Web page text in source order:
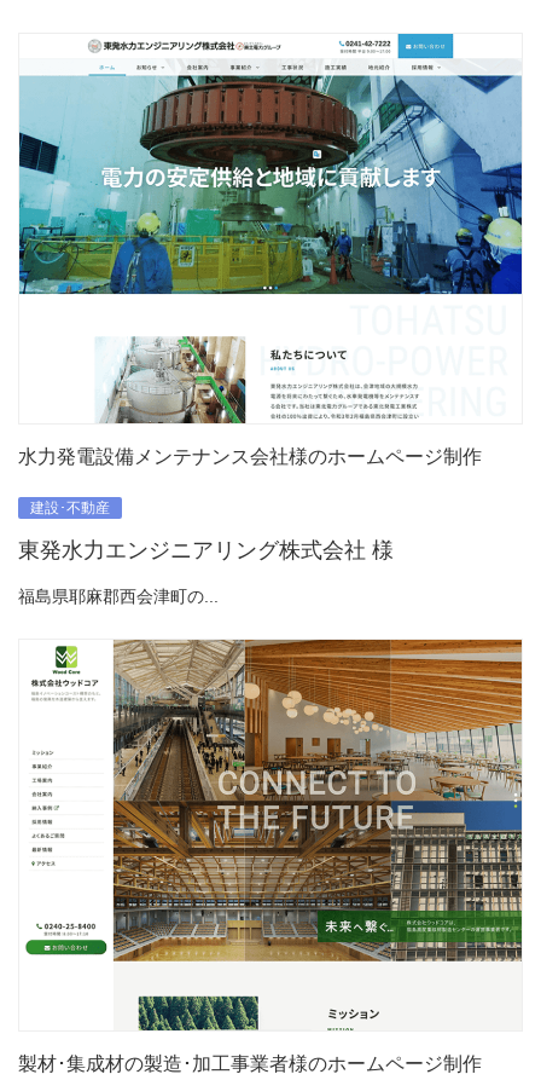
水力発電設備メンテナンス会社様のホームページ制作
建設･不動産
東発水力エンジニアリング株式会社 様
福島県耶麻郡西会津町の...
製材･集成材の製造･加工事業者様のホームページ制作